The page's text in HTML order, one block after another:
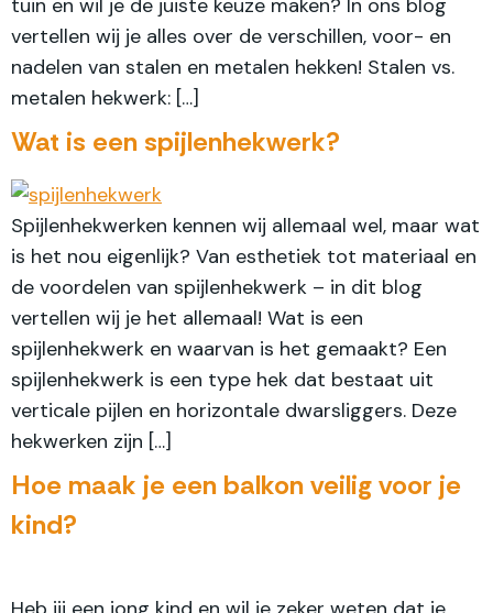
tuin en wil je de juiste keuze maken? In ons blog
vertellen wij je alles over de verschillen, voor- en
nadelen van stalen en metalen hekken! Stalen vs.
metalen hekwerk: […]
Wat is een spijlenhekwerk?
Spijlenhekwerken kennen wij allemaal wel, maar wat
is het nou eigenlijk? Van esthetiek tot materiaal en
de voordelen van spijlenhekwerk – in dit blog
vertellen wij je het allemaal! Wat is een
spijlenhekwerk en waarvan is het gemaakt? Een
spijlenhekwerk is een type hek dat bestaat uit
verticale pijlen en horizontale dwarsliggers. Deze
hekwerken zijn […]
Hoe maak je een balkon veilig voor je
kind?